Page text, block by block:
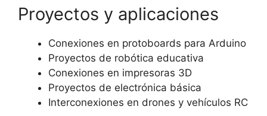
Proyectos y aplicaciones
Conexiones en protoboards para Arduino
Proyectos de robótica educativa
Conexiones en impresoras 3D
Proyectos de electrónica básica
Interconexiones en drones y vehículos RC